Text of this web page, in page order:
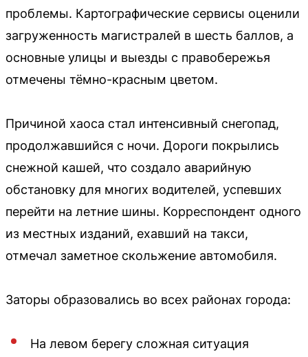
проблемы. Картографические сервисы оценили
загруженность магистралей в шесть баллов, а
основные улицы и выезды с правобережья
отмечены тёмно-красным цветом.
Причиной хаоса стал интенсивный снегопад,
продолжавшийся с ночи. Дороги покрылись
снежной кашей, что создало аварийную
обстановку для многих водителей, успевших
перейти на летние шины. Корреспондент одного
из местных изданий, ехавший на такси,
отмечал заметное скольжение автомобиля.
Заторы образовались во всех районах города:
На левом берегу сложная ситуация